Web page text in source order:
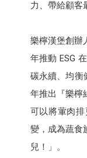
力、帶給顧客
樂檸漢堡創辦
年推動 ESG
碳永續、均衡
年推出『樂檸
可以將葷肉
變，成為蔬食
兒！」。